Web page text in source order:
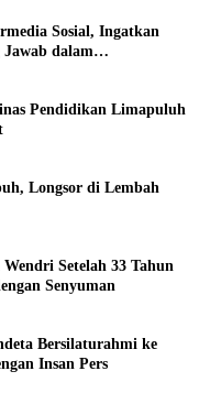
Sosial, Ingatkan
dalam
Pendidikan Limapuluh
Longsor di Lembah
Setelah 33 Tahun
Senyuman
Bersilaturahmi ke
Insan Pers